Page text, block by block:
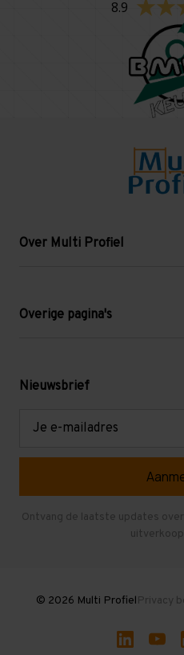
8.9
Over Multi Profiel
Blog
Levering en afhalen
Overige pagina's
Mezzanine
Gebruikte entresolvloeren
Nieuwsbrief
Ontvang de laatste updates
© 2026 Multi ProfielPrivacy